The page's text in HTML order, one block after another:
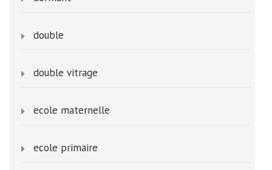
double
double vitrage
ecole maternelle
ecole primaire